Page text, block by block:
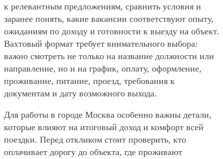
к релевантным предложениям, сравнить условия и
заранее понять, какие вакансии соответствуют опыту,
ожиданиям по доходу и готовности к выезду на объект.
Вахтовый формат требует внимательного выбора:
важно смотреть не только на название должности или
направление, но и на график, оплату, оформление,
проживание, питание, проезд, требования к
документам и дату возможного выхода.
Для работы в городе Москва особенно важны детали,
которые влияют на итоговый доход и комфорт всей
поездки. Перед откликом стоит проверить, кто
оплачивает дорогу до объекта, где проживают